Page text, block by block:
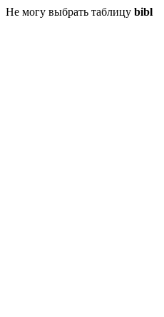
Не могу выбрать таблицу bibl